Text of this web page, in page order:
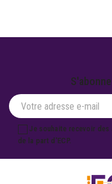
Je souhaite recevoir
de la part d'ECP.